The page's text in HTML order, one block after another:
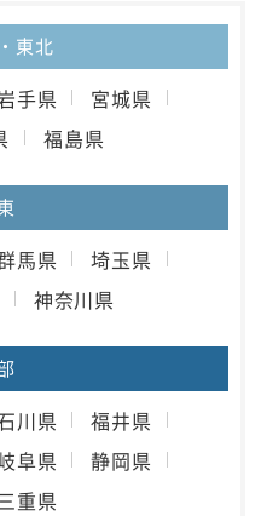
東北
手県
宮城県
福島県
馬県
埼玉県
神奈川県
川県
福井県
阜県
静岡県
三重県